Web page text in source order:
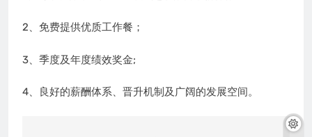
2、免费提供优质工作餐；
3、季度及年度绩效奖金;
4、良好的薪酬体系、晋升机制及广阔的发展空间。